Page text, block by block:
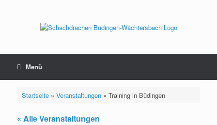
Menü
Startseite» Veranstaltungen» Training in Büdingen
« Alle Veranstaltungen